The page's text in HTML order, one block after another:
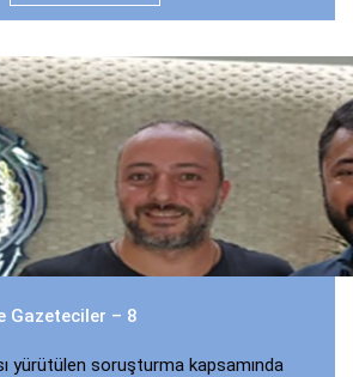
Gazeteciler – 8
yürütülen soruşturma kapsamında